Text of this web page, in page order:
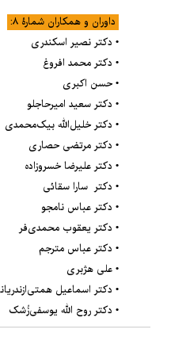
داوران و همکاران شمارۀ ۸:
• دکتر نصیر اسکندری
• دکتر محمد افروغ
• حسن اکبری
• دکتر سعید امیرحاجلو
• دکتر خلیل‌الله بیک‌محمدی
• دکتر مرتضی حصاری
• دکتر علیرضا خسروزاده
• دکتر سارا سقائی
• دکتر عباس نامجو
• دکتر یعقوب محمدی‌فر
• دکتر عباس مترجم
• علی هژبری
• دکتر اسماعیل همتی‌ازندریانی
• دکتر روح الله یوسفی‌زُشک